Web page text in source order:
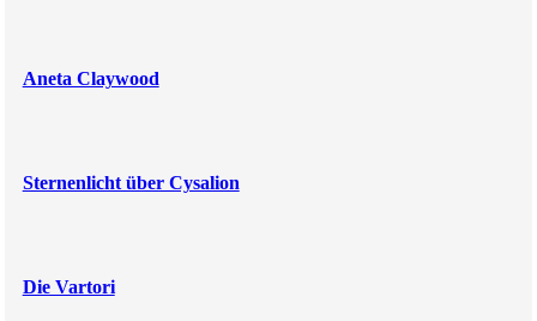
Aneta Claywood
Sternenlicht über Cysalion
Die Vartori